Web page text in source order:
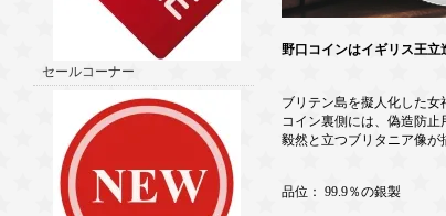
セールコーナー
野口コインはイギリス王立
ブリテン島を擬人化した女
コイン裏側には、偽造防
毅然と立つブリタニア像が
品位： 99.9％の銀製